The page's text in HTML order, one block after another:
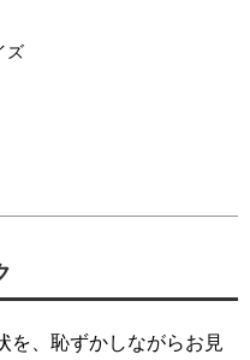
ズ
を、恥ずかしながらお見